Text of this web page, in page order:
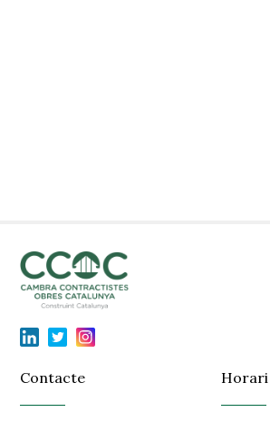
Contacte Horari